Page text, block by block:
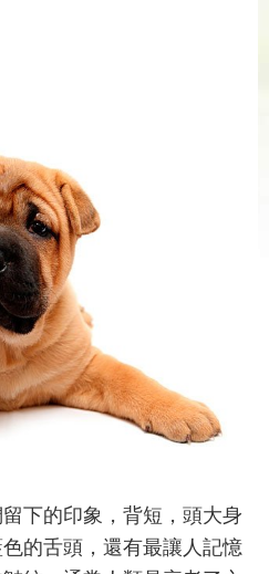
下的印象，背短，頭大身
的舌頭，還有最讓人記憶